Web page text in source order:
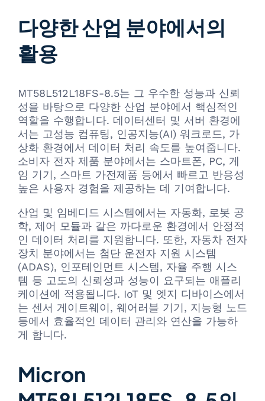
다양한 산업 분야에서의
활용
MT58L512L18FS-8.5는 그 우수한 성능과 신뢰
성을 바탕으로 다양한 산업 분야에서 핵심적인
역할을 수행합니다. 데이터센터 및 서버 환경에
서는 고성능 컴퓨팅, 인공지능(AI) 워크로드, 가
상화 환경에서 데이터 처리 속도를 높여줍니다.
소비자 전자 제품 분야에서는 스마트폰, PC, 게
임 기기, 스마트 가전제품 등에서 빠르고 반응성
높은 사용자 경험을 제공하는 데 기여합니다.
산업 및 임베디드 시스템에서는 자동화, 로봇 공
학, 제어 모듈과 같은 까다로운 환경에서 안정적
인 데이터 처리를 지원합니다. 또한, 자동차 전자
장치 분야에서는 첨단 운전자 지원 시스템
(ADAS), 인포테인먼트 시스템, 자율 주행 시스
템 등 고도의 신뢰성과 성능이 요구되는 애플리
케이션에 적용됩니다. IoT 및 엣지 디바이스에서
는 센서 게이트웨이, 웨어러블 기기, 지능형 노드
등에서 효율적인 데이터 관리와 연산을 가능하
게 합니다.
Micron